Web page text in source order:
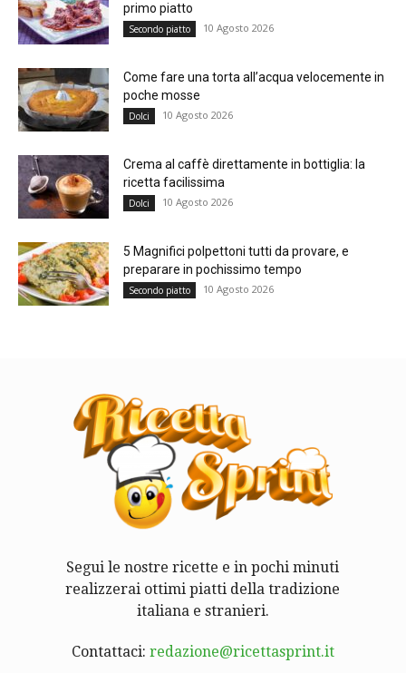
primo piatto
Secondo piatto 10 Agosto 2026
Come fare una torta all’acqua velocemente in
poche mosse
Dolci 10 Agosto 2026
Crema al caffè direttamente in bottiglia: la
ricetta facilissima
Dolci 10 Agosto 2026
5 Magnifici polpettoni tutti da provare, e
preparare in pochissimo tempo
Secondo piatto 10 Agosto 2026
Segui le nostre ricette e in pochi minuti
realizzerai ottimi piatti della tradizione
italiana e stranieri.
Contattaci: redazione@ricettasprint.it